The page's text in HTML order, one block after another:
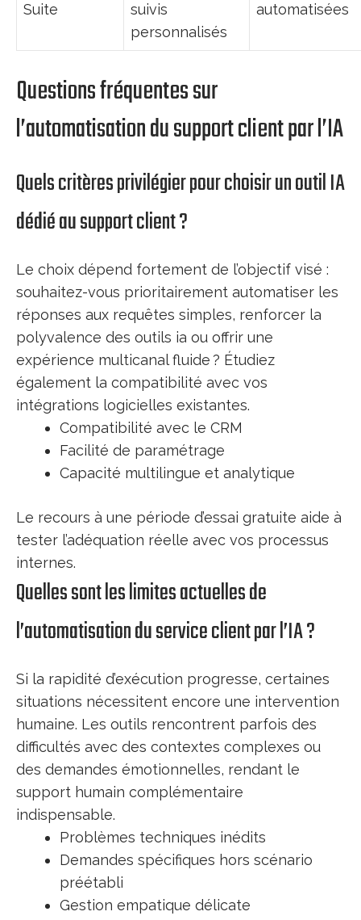
Suite
suivis
personnalisés
automatisées
Questions fréquentes sur
l’automatisation du support client par l’IA
Quels critères privilégier pour choisir un outil IA
dédié au support client ?
Le choix dépend fortement de l’objectif visé :
souhaitez-vous prioritairement automatiser les
réponses aux requêtes simples, renforcer la
polyvalence des outils ia ou offrir une
expérience multicanal fluide ? Étudiez
également la compatibilité avec vos
intégrations logicielles existantes.
Compatibilité avec le CRM
Facilité de paramétrage
Capacité multilingue et analytique
Le recours à une période d’essai gratuite aide à
tester l’adéquation réelle avec vos processus
internes.
Quelles sont les limites actuelles de
l’automatisation du service client par l’IA ?
Si la rapidité d’exécution progresse, certaines
situations nécessitent encore une intervention
humaine. Les outils rencontrent parfois des
difficultés avec des contextes complexes ou
des demandes émotionnelles, rendant le
support humain complémentaire
indispensable.
Problèmes techniques inédits
Demandes spécifiques hors scénario
préétabli
Gestion empatique délicate